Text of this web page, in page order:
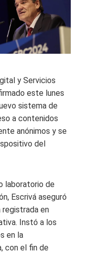
y Servicios
este lunes
sistema de
a contenidos
anónimos y se
del
laboratorio de
Escrivá aseguró
registrada en
Instó a los
en la
con el fin de